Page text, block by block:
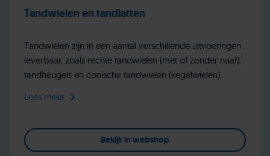
Tandwielen en tandlatten
Tandwielen zijn in een aantal verschillende uitvoeringen
leverbaar, zoals rechte tandwielen (met of zonder naaf),
tandheugels en conische tandwielen (kegelwielen).
Lees meer
Bekijk in webshop